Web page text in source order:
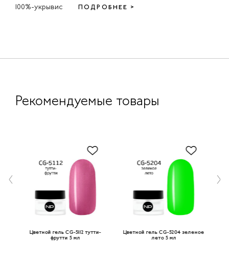
100%-укрывис ПОДРОБНЕЕ >
Рекомендуемые товары
Цветной гель CG-5112 тутти-
фрутти 5 мл
Цветной гель CG-5204 зеленое
лето 5 мл